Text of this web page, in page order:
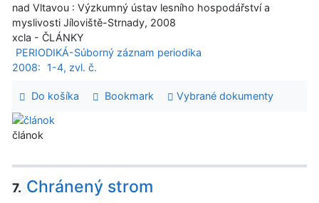
nad Vltavou : Výzkumný ústav lesního hospodářství a
myslivosti Jíloviště-Strnady, 2008
xcla - ČLÁNKY
PERIODIKÁ-Súborný záznam periodika
2008:
1-4, zvl. č.
Do košíka Bookmark Vybrané dokumenty
článok
7. Chránený strom